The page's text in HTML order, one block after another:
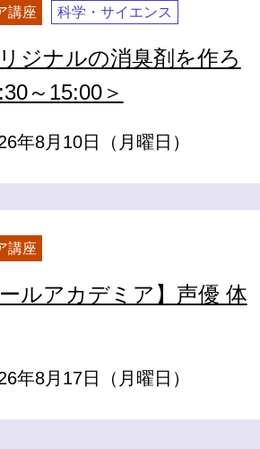
講座 科学・サイエンス
リジナルの消臭剤を作ろ
～15:00＞
年8月10日（月曜日）
講座
ルアカデミア】声優 体
年8月17日（月曜日）